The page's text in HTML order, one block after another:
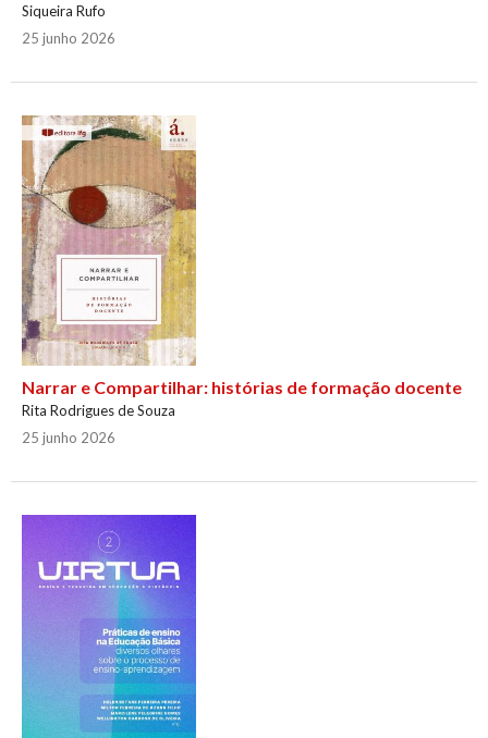
Siqueira Rufo
25 junho 2026
Narrar e Compartilhar: histórias de formação docente
Rita Rodrigues de Souza
25 junho 2026